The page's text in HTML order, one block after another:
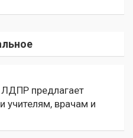
предлагает
учителям, врачам и